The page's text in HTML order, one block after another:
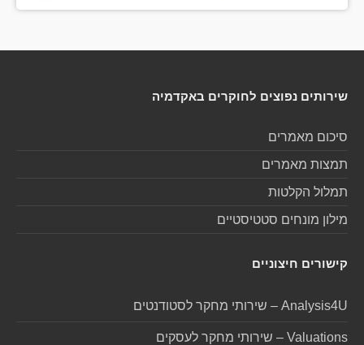
שירותים נפוצים לחוקרים באקדמיה
סיכום מאמרים
תמצות מאמרים
תמלול הקלטות
מילון מונחים סטטיסטיים
קישורים חיצוניים
Analysis4U – שירותי מחקר לסטודנטים
Valuations – שירותי מחקר לעסקים